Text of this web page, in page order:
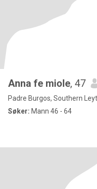
Anna fe miole, 47
Padre Burgos, Southern
Søker: Mann 46 - 64